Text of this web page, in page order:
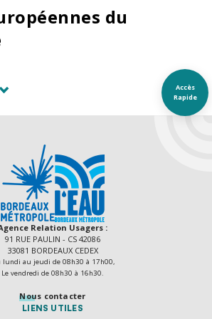
Accès
Rapide
du
Relation Usagers :
91 RUE PAULIN - CS 42086
33081 BORDEAUX CEDEX
lundi au jeudi de 08h30 à 17h00,
Le vendredi de 08h30 à 16h30.
Nous contacter
LIENS UTILES